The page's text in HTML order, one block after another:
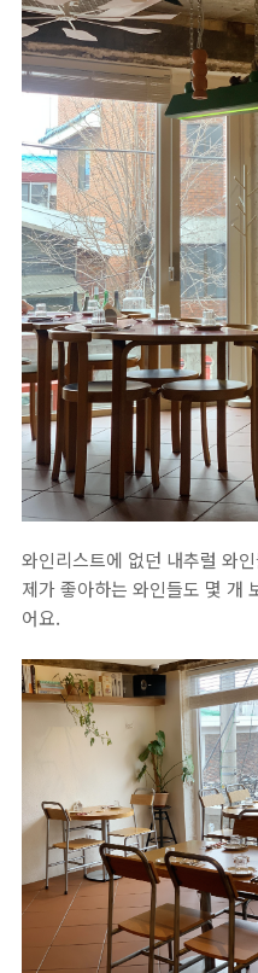
와인리스트에 없던 내추럴 와
제가 좋아하는 와인들도 몇 개
어요.